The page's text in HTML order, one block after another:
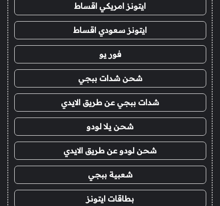
ايتونز امريكي اقساط
ايتونز سعودي اقساط
فور يو
شحن شدات ببجي
شدات ببجي عن طريق الايدي
شحن يلا لودو
شحن لودو عن طريق الايدي
شعبية ببجي
بطاقات ايتونز